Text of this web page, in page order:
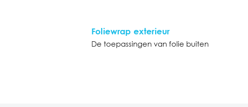
Foliewrap exterieur
De toepassingen van folie buiten